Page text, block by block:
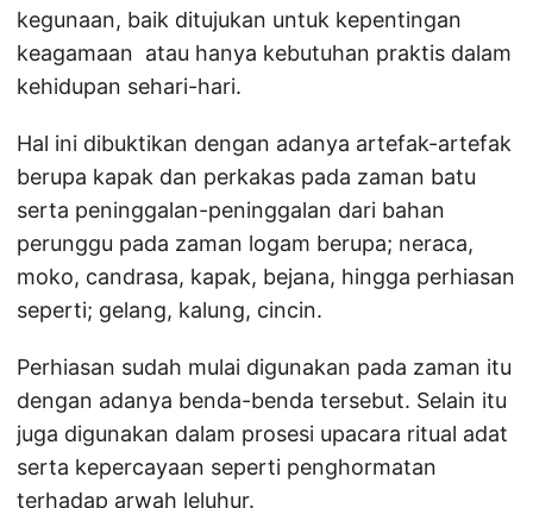
kegunaan, baik ditujukan untuk kepentingan
keagamaan atau hanya kebutuhan praktis dalam
kehidupan sehari-hari.
Hal ini dibuktikan dengan adanya artefak-artefak
berupa kapak dan perkakas pada zaman batu
serta peninggalan-peninggalan dari bahan
perunggu pada zaman logam berupa; neraca,
moko, candrasa, kapak, bejana, hingga perhiasan
seperti; gelang, kalung, cincin.
Perhiasan sudah mulai digunakan pada zaman itu
dengan adanya benda-benda tersebut. Selain itu
juga digunakan dalam prosesi upacara ritual adat
serta kepercayaan seperti penghormatan
terhadap arwah leluhur.